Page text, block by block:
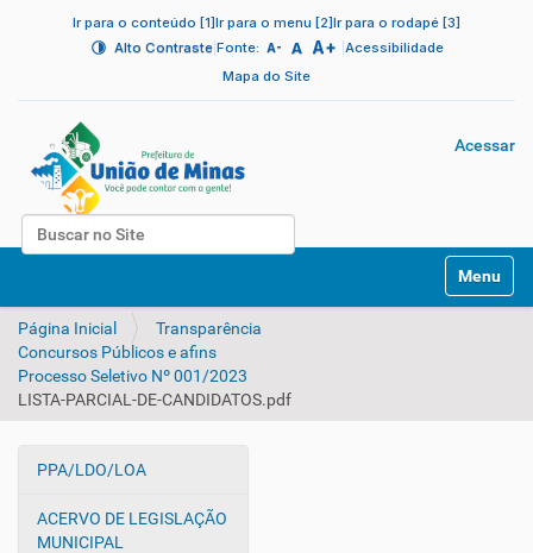
Ir para o conteúdo [1]Ir para o menu [2]Ir para o rodapé [3]
Alto Contraste| Fonte: A- A A+ Acessibilidade
Mapa do Site
Busca
Acessar
v
Toggle
Página Inicial
Transparência
Concursos Públicos e afins
Processo Seletivo Nº 001/2023
LISTA-PARCIAL-DE-CANDIDATOS.pdf
N
v
PPA/LDO/LOA
ACERVO DE LEGISLAÇÃO
MUNICIPAL